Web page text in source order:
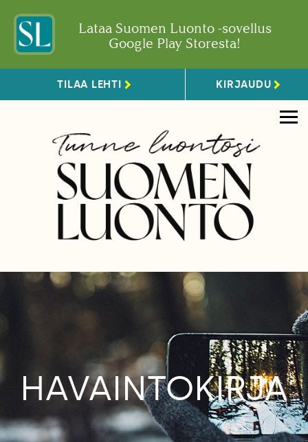
Lataa Suomen Luonto -sovellus
Google Play Storesta!
TILAA LEHTI KIRJAUDU
HAVAINTOKIRJA